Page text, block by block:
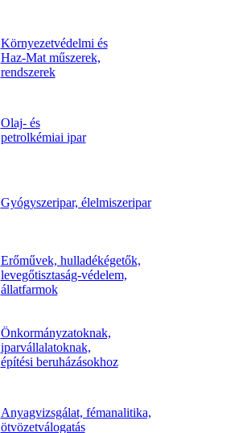
Környezetvédelmi és
Haz-Mat műszerek,
rendszerek
Olaj- és
petrolkémiai ipar
Gyógyszeripar, élelmiszeripar
Erőművek, hulladékégetők,
levegőtisztaság-védelem,
állatfarmok
Önkormányzatoknak,
iparvállalatoknak,
építési beruházásokhoz
Anyagvizsgálat, fémanalitika,
ötvözetválogatás